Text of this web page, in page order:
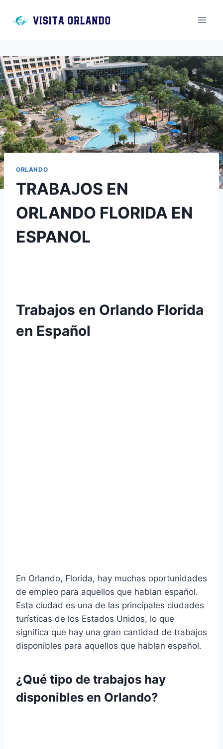
ORLANDO
TRABAJOS EN
ORLANDO FLORIDA EN
ESPANOL
Trabajos en Orlando Florida
en Español
En Orlando, Florida, hay muchas oportunidades
de empleo para aquellos que hablan español.
Esta ciudad es una de las principales ciudades
turísticas de los Estados Unidos, lo que
significa que hay una gran cantidad de trabajos
disponibles para aquellos que hablan español.
¿Qué tipo de trabajos hay
disponibles en Orlando?